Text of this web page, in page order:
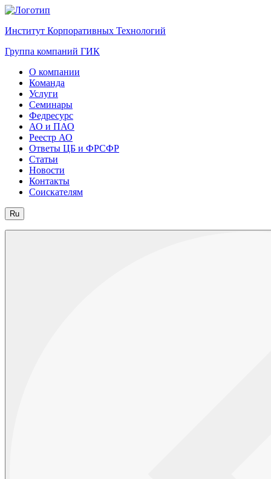
Институт Корпоративных Технологий
Группа компаний ГИК
О компании
Команда
Услуги
Семинары
Федресурс
АО и ПАО
Реестр АО
Ответы ЦБ и ФРСФР
Статьи
Новости
Контакты
Соискателям
Ru